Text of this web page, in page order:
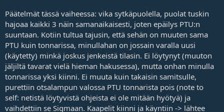
Päätelmät tässä vaiheessa: vika sytkäpuolella, puolat tuskin
hajoaa kaikki 3 näin samanaikaisesti, joten epäilys PTU:n
suuntaan. Kotiin tultua tajusin, että sehän on muuten sama
PTU kuin tonnarissa, minullahan on jossain varalla uusi
(käytetty) minkä joskus jenkeistä tilasin. Ei löytynyt (muuton
jäljiltä tavarat vielä hieman hakusessa), mutta onhan minulla
tonnarissa yksi kiinni. Ei muuta kuin takaisin samitsulle,
purettiin otsalampun valossa PTU tonnarista pois (note to
self: netistä löytyvistä ohjeista ei ole mitään hyötyä) ja
vaihdettiin se Sigmaan. Kaapelit kiinni ja käyntiin -> lähtee